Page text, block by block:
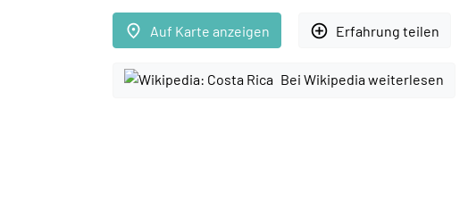
place Auf Karte anzeigen add_circle_outline Erfahrung teilen
Bei Wikipedia weiterlesen